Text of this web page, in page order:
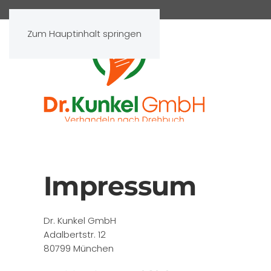
Zum Hauptinhalt springen
Impressum
Dr. Kunkel GmbH
Adalbertstr. 12
80799 München